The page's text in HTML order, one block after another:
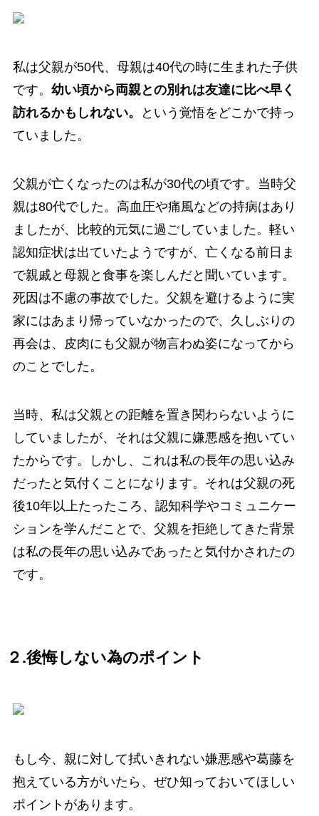
私は父親が50代、母親は40代の時に生まれた子供
です。 幼い頃から両親との別れは友達に比べ早く
訪れるかもしれない。
という覚悟をどこかで持っ
ていました。
父親が亡くなったのは私が30代の頃です。当時父
親は80代でした。高血圧や痛風などの持病はあり
ましたが、比較的元気に過ごしていました。軽い
認知症状は出ていたようですが、亡くなる前日ま
で親戚と母親と食事を楽しんだと聞いています。
死因は不慮の事故でした。父親を避けるように実
家にはあまり帰っていなかったので、久しぶりの
再会は、皮肉にも父親が物言わぬ姿になってから
のことでした。
当時、私は父親との距離を置き関わらないように
していましたが、それは父親に嫌悪感を抱いてい
たからです。しかし、これは私の長年の思い込み
だったと気付くことになります。それは父親の死
後10年以上たったころ、認知科学やコミュニケー
ションを学んだことで、父親を拒絶してきた背景
は私の長年の思い込みであったと気付かされたの
です。
２.後悔しない為のポイント
もし今、親に対して拭いきれない嫌悪感や葛藤を
抱えている方がいたら、ぜひ知っておいてほしい
ポイントがあります。